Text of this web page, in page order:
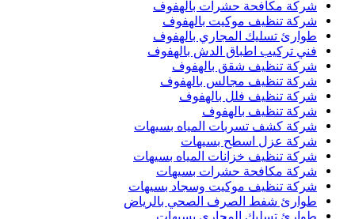
شركة مكافحة حشرات بالهفوف
شركة تنظيف موكيت بالهفوف
طوارئ تسليك المجاري بالهفوف
فني تركيب اطباق الدش بالهفوف
شركة تنظيف شقق بالهفوف
شركة تنظيف مجالس بالهفوف
شركة تنظيف فلل بالهفوف
شركة تنظيف بالهفوف
شركة كشف تسربات المياه بسيهات
شركة عزل اسطح بسيهات
شركة تنظيف خزانات المياه بسيهات
شركة مكافحة حشرات بسيهات
شركة تنظيف موكيت وسجاد بسيهات
طوارئ شفط الصرف الصحي بالرياض